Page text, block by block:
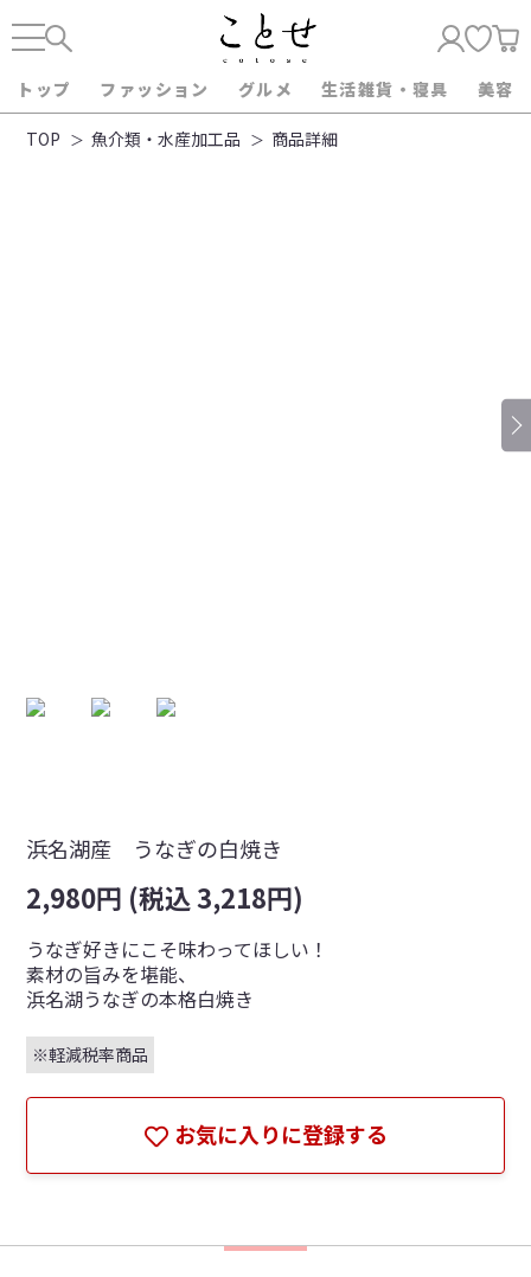
トップ ファッション グルメ 生活雑貨・寝具 美容
TOP 魚介類・水産加工品 商品詳細
浜名湖産 うなぎの白焼き
2,980円 (税込 3,218円)
うなぎ好きにこそ味わってほしい！
素材の旨みを堪能、
浜名湖うなぎの本格白焼き
※軽減税率商品
お気に入りに登録する